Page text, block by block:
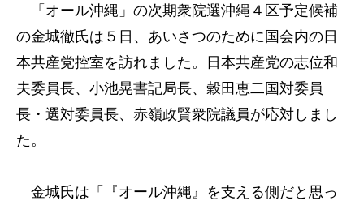
「オール沖縄」の次期衆院選沖縄４区予定候補
の金城徹氏は５日、あいさつのために国会内の日
本共産党控室を訪れました。日本共産党の志位和
夫委員長、小池晃書記局長、穀田恵二国対委員
長・選対委員長、赤嶺政賢衆院議員が応対しまし
た。
金城氏は「『オール沖縄』を支える側だと思っ